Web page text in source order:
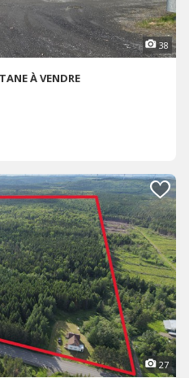
38
À VENDRE
27